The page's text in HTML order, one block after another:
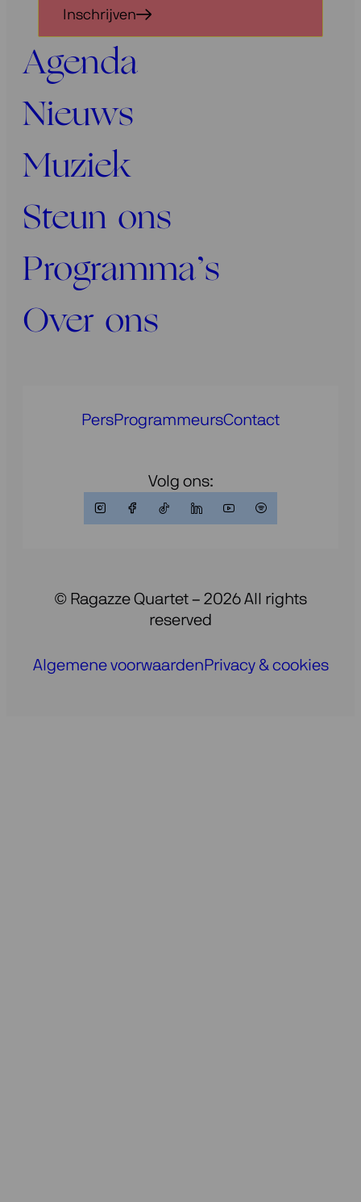
voor
onze
nieuwsbrief
Inschrijven
Agenda
Nieuws
Muziek
Steun ons
Programma’s
Over ons
PersProgrammeursContact
Volg ons:
© Ragazze Quartet – 2026 All rights
reserved
Algemene voorwaarden Privacy & cookies